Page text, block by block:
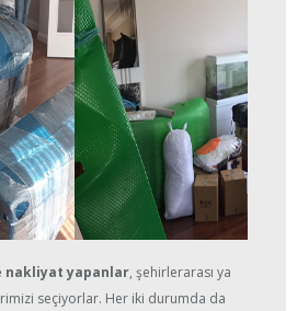
nakliyat yapanlar, şehirlerarası ya
seçiyorlar. Her iki durumda da